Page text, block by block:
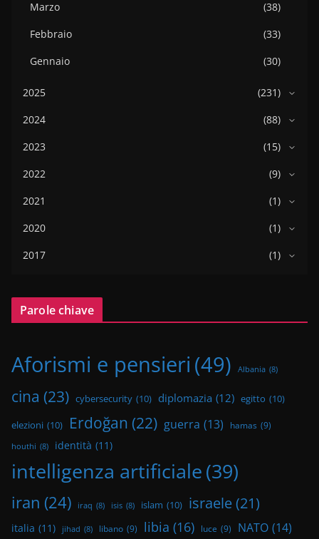
Marzo
(38)
Febbraio
(33)
Gennaio
(30)
2025
(231)
2024
(88)
2023
(15)
2022
(9)
2021
(1)
2020
(1)
2017
(1)
Parole chiave
Aforismi e pensieri (49) Albania (8)
cina (23) cybersecurity (10) diplomazia (12) egitto (10)
elezioni (10) Erdoğan (22) guerra (13) hamas (9)
houthi (8) identità (11)
intelligenza artificiale(39)
iran (24) iraq (8) isis (8) islam (10) israele(21)
italia (11) jihad (8) libano (9) libia (16) luce (9) NATO (14)